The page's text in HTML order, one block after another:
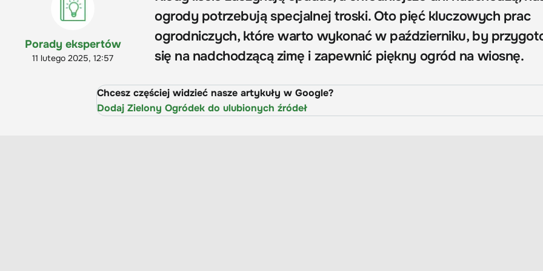
Porady ekspertów
11 lutego 2025, 12:57
ogrody potrzebują specjalnej troski. Oto pięć kluczowych prac
ogrodniczych, które warto wykonać w październiku, by
się na nadchodzącą zimę i zapewnić piękny ogród na wiosnę.
Chcesz częściej widzieć nasze artykuły w Google?
Dodaj Zielony Ogródek do ulubionych źródeł